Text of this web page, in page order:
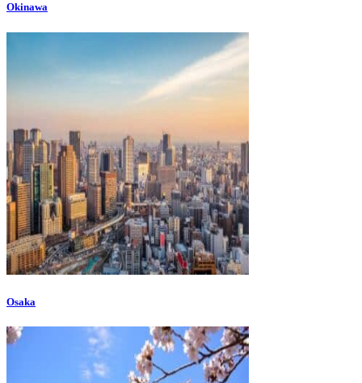
Okinawa
Osaka